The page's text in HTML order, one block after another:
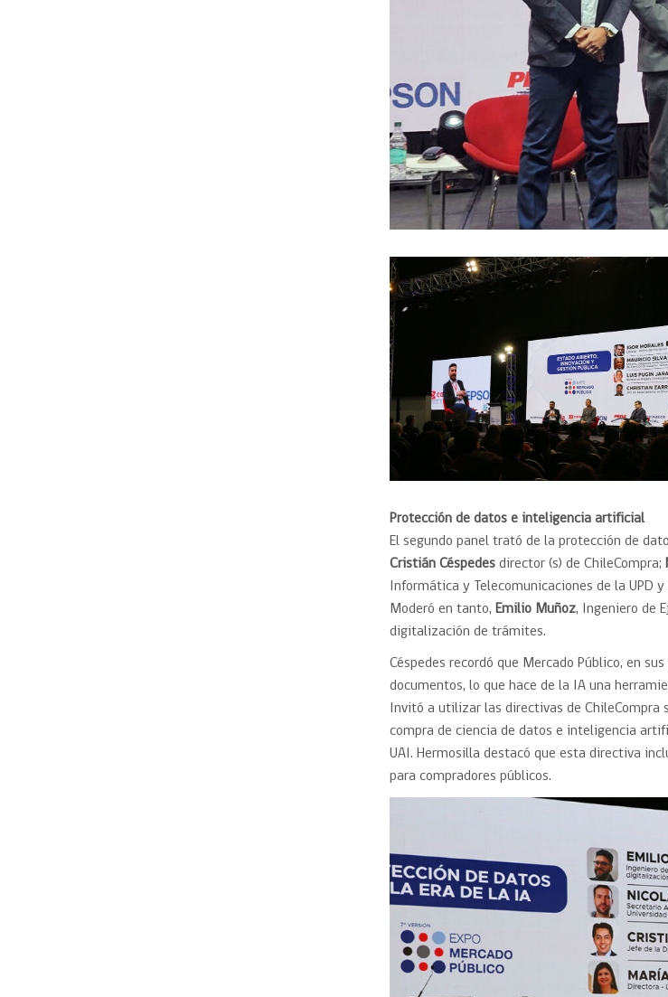
Protección de datos e inteligencia artificial
El segundo panel trató de la protección de
Cristián Céspedes director (s) de ChileCompra;
Informática y Telecomunicaciones de la UPD y
Moderó en tanto, Emilio Muñoz, Ingeniero de
digitalización de trámites.
Céspedes recordó que Mercado Público, en
documentos, lo que hace de la IA una
Invitó a utilizar las directivas de ChileCompra
compra de ciencia de datos e inteligencia
UAI. Hermosilla destacó que esta directiva
para compradores públicos.